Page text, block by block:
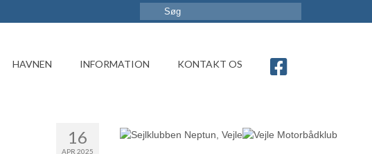
HAVNEN INFORMATION KONTAKT OS
16
APR 2025